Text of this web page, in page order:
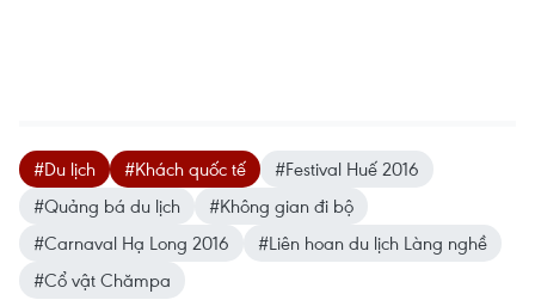
#Du lịch #Khách quốc tế
#Festival Huế 2016
#Quảng bá du lịch
#Không gian đi bộ
#Carnaval Hạ Long 2016
#Liên hoan du lịch Làng nghề
#Cổ vật Chămpa